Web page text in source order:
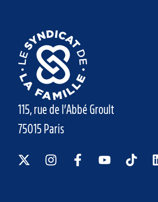
115, rue de l’Abbé Groult
75015 Paris